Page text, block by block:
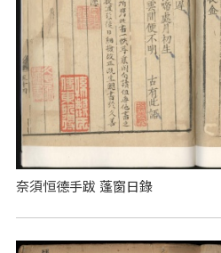
奈須恒德手跋 蓬窗日錄